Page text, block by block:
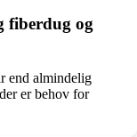
fiberdug og
end almindelig
er behov for